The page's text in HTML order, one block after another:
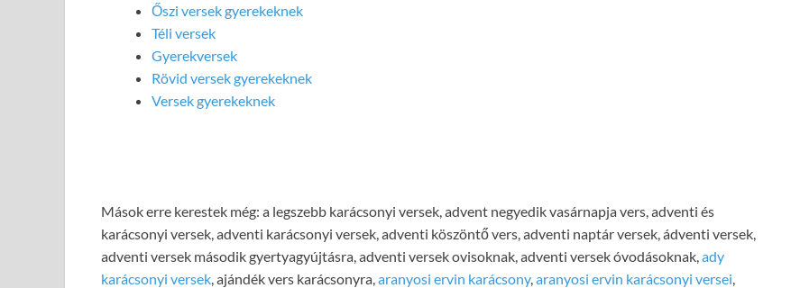
Őszi versek gyerekeknek
Téli versek
Gyerekversek
Rövid versek gyerekeknek
Versek gyerekeknek
Mások erre kerestek még: a legszebb karácsonyi versek, advent negyedik vasárnapja vers, adventi és
karácsonyi versek, adventi karácsonyi versek, adventi köszöntő vers, adventi naptár versek, ádventi versek,
adventi versek második gyertyagyújtásra, adventi versek ovisoknak, adventi versek óvodásoknak, ady
karácsonyi versek , ajándék vers karácsonyra, aranyosi ervin karácsony, aranyosi ervin karácsonyi versei